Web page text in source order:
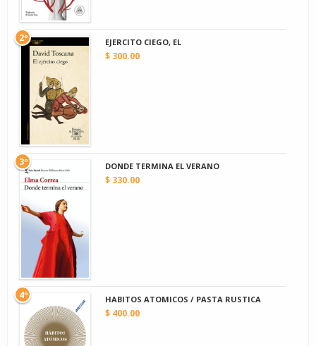
EJERCITO CIEGO, EL
$ 300.00
2º
DONDE TERMINA EL VERANO
$ 330.00
3º
HABITOS ATOMICOS / PASTA RUSTICA
$ 400.00
4º